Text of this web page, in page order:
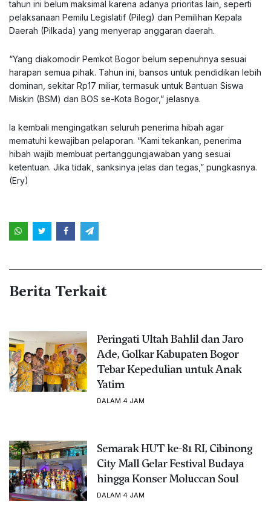
tahun ini belum maksimal karena adanya prioritas lain, seperti
pelaksanaan Pemilu Legislatif (Pileg) dan Pemilihan Kepala
Daerah (Pilkada) yang menyerap anggaran daerah.
“Yang diakomodir Pemkot Bogor belum sepenuhnya sesuai
harapan semua pihak. Tahun ini, bansos untuk pendidikan lebih
dominan, sekitar Rp17 miliar, termasuk untuk Bantuan Siswa
Miskin (BSM) dan BOS se-Kota Bogor,” jelasnya.
Ia kembali mengingatkan seluruh penerima hibah agar
mematuhi kewajiban pelaporan. “Kami tekankan, penerima
hibah wajib membuat pertanggungjawaban yang sesuai
ketentuan. Jika tidak, sanksinya jelas dan tegas,” pungkasnya.
(Ery)
Berita Terkait
Peringati Ultah Bahlil dan Jaro
Ade, Golkar Kabupaten Bogor
Tebar Kepedulian untuk Anak
Yatim
DALAM 4 JAM
Semarak HUT ke-81 RI, Cibinong
City Mall Gelar Festival Budaya
hingga Konser Moluccan Soul
DALAM 4 JAM